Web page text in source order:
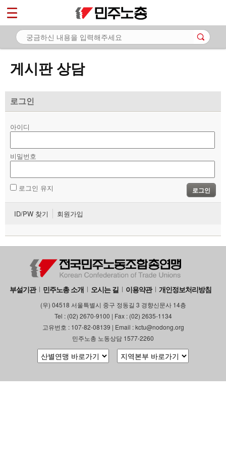
게시판 상담
로그인
아이디
비밀번호
로그인 유지 로그인
ID/PW 찾기 회원가입
부설기관 민주노총 소개 오시는 길 이용약관 개인정보처리방침
(우) 04518 서울특별시 중구 정동길 3 경향신문사 14층
Tel : (02) 2670-9100 | Fax : (02) 2635-1134
고유번호 : 107-82-08139 | Email : kctu@nodong.org
민주노총 노동상담 1577-2260
마이페이지
소개
노동상담
- 게시판 상담
- 바로보기
- 찾아보기
- 전국 노동상담소 안내
자료
부설기관